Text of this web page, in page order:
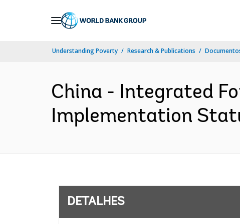
Understanding Poverty Research & Publications
China - Integrated
Implementation
DETALHES